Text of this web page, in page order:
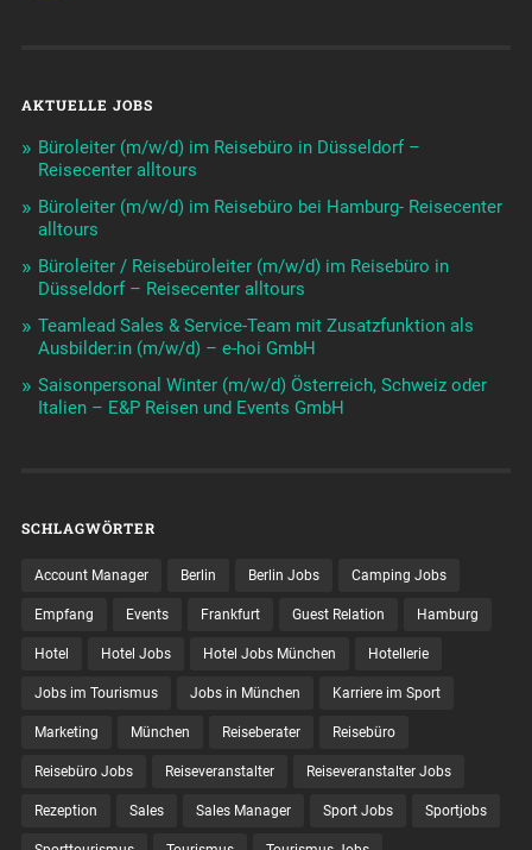
AKTUELLE JOBS
Büroleiter (m/w/d) im Reisebüro in Düsseldorf –
Reisecenter alltours
Büroleiter (m/w/d) im Reisebüro bei Hamburg- Reisecenter
alltours
Büroleiter / Reisebüroleiter (m/w/d) im Reisebüro in
Düsseldorf – Reisecenter alltours
Teamlead Sales & Service-Team mit Zusatzfunktion als
Ausbilder:in (m/w/d) – e-hoi GmbH
Saisonpersonal Winter (m/w/d) Österreich, Schweiz oder
Italien – E&P Reisen und Events GmbH
SCHLAGWÖRTER
Account Manager Berlin Berlin Jobs Camping Jobs
Empfang Events Frankfurt Guest Relation Hamburg
Hotel Hotel Jobs Hotel Jobs München Hotellerie
Jobs im Tourismus Jobs in München Karriere im Sport
Marketing München Reiseberater Reisebüro
Reisebüro Jobs Reiseveranstalter Reiseveranstalter Jobs
Rezeption Sales Sales Manager Sport Jobs Sportjobs